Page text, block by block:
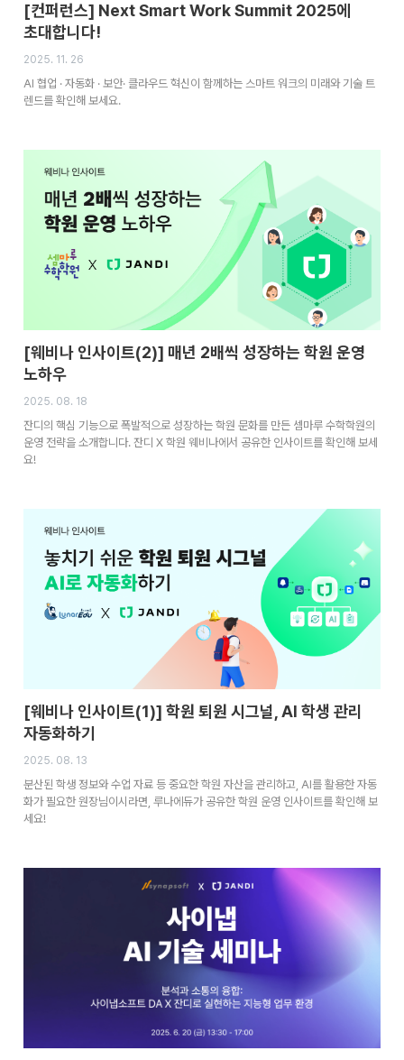
[컨퍼런스] Next Smart Work Summit 2025에
초대합니다!
2025. 11. 26
AI 협업 · 자동화 · 보안· 클라우드 혁신이 함께하는 스마트 워크의 미래와 기술 트
렌드를 확인해 보세요.
[웨비나 인사이트(2)] 매년 2배씩 성장하는 학원 운영
노하우
2025. 08. 18
잔디의 핵심 기능으로 폭발적으로 성장하는 학원 문화를 만든 셈마루 수학학원의
운영 전략을 소개합니다. 잔디 X 학원 웨비나에서 공유한 인사이트를 확인해 보세
요!
[웨비나 인사이트(1)] 학원 퇴원 시그널, AI 학생 관리
자동화하기
2025. 08. 13
분산된 학생 정보와 수업 자료 등 중요한 학원 자산을 관리하고, AI를 활용한 자동
화가 필요한 원장님이시라면, 루나에듀가 공유한 학원 운영 인사이트를 확인해 보
세요!